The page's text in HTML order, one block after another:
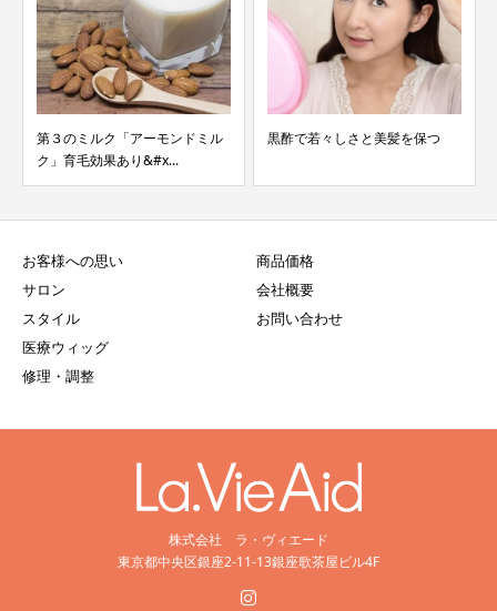
第３のミルク「アーモンドミル
ク」育毛効果あり&#x...
黒酢で若々しさと美髪を保つ
お客様への思い
サロン
スタイル
医療ウィッグ
修理・調整
商品価格
会社概要
お問い合わせ
株式会社 ラ・ヴィエード
東京都中央区銀座2-11-13銀座歌茶屋ビル4F